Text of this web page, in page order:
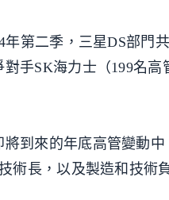
年第二季，三星DS部門
手SK海力士（199名
到來的年底高管變動
術長，以及製造和技術